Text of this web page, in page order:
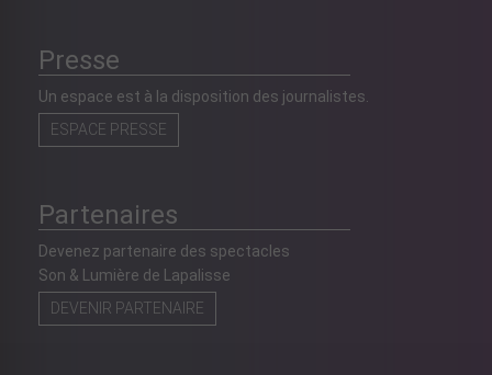
Presse
Un espace est à la disposition des journalistes.
ESPACE PRESSE
Partenaires
Devenez partenaire des spectacles
Son & Lumière de Lapalisse
DEVENIR PARTENAIRE